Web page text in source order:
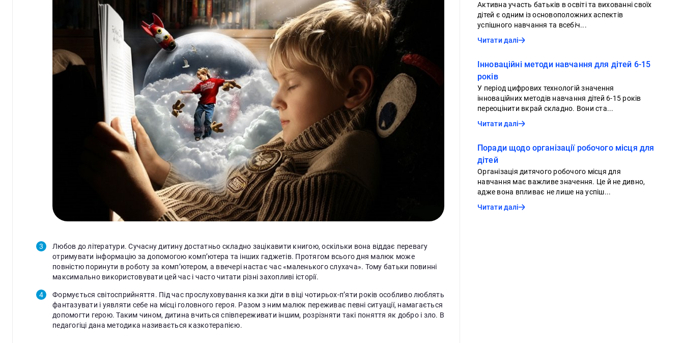
Любов до літератури. Сучасну дитину достатньо складно зацікавити книгою, оскільки вона віддає перевагу
отримувати інформацію за допомогою комп’ютера та інших гаджетів. Протягом всього дня малюк може
повністю поринути в роботу за комп’ютером, а ввечері настає час «маленького слухача». Тому батьки повинні
максимально використовувати цей час і часто читати різні захопливі історії.
Формується світосприйняття. Під час прослуховування казки діти в віці чотирьох-п’яти років особливо люблять
фантазувати і уявляти себе на місці головного героя. Разом з ним малюк переживає певні ситуації, намагається
допомогти герою. Таким чином, дитина вчиться співпереживати іншим, розрізняти такі поняття як добро і зло. В
педагогіці дана методика називається казкотерапією.
Активна участь батьків в освіті та вихованні своїх
дітей є одним із основоположних аспектів
успішного навчання та всебіч...
Читати далі
Інноваційні методи навчання для дітей 6-15
років
У період цифрових технологій значення
інноваційних методів навчання дітей 6-15 років
переоцінити вкрай складно. Вони ста...
Читати далі
Поради щодо організації робочого місця для
дітей
Організація дитячого робочого місця для
навчання має важливе значення. Це й не дивно,
адже вона впливає не лише на успіш...
Читати далі